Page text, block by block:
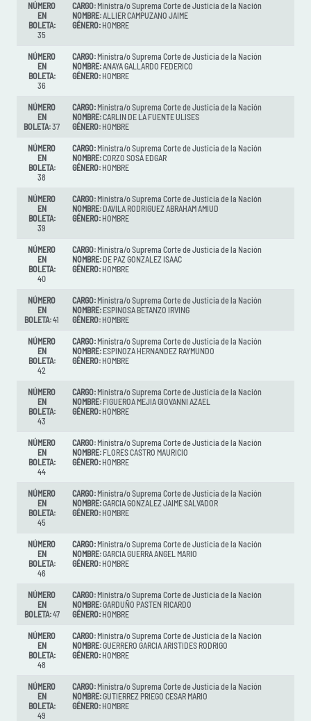
NÚMERO
EN
BOLETA:
35
CARGO: Ministra/o Suprema Corte de Justicia de la Nación
NOMBRE:ALLIER CAMPUZANO JAIME
GÉNERO: HOMBRE
NÚMERO
EN
BOLETA:
36
CARGO: Ministra/o Suprema Corte de Justicia de la Nación
NOMBRE:ANAYA GALLARDO FEDERICO
GÉNERO: HOMBRE
NÚMERO
EN
BOLETA:37
CARGO: Ministra/o Suprema Corte de Justicia de la Nación
NOMBRE:CARLIN DE LA FUENTE ULISES
GÉNERO: HOMBRE
NÚMERO
EN
BOLETA:
38
CARGO: Ministra/o Suprema Corte de Justicia de la Nación
NOMBRE:CORZO SOSA EDGAR
GÉNERO: HOMBRE
NÚMERO
EN
BOLETA:
39
CARGO: Ministra/o Suprema Corte de Justicia de la Nación
NOMBRE: DAVILA RODRIGUEZ ABRAHAM AMIUD
GÉNERO: HOMBRE
NÚMERO
EN
BOLETA:
40
CARGO: Ministra/o Suprema Corte de Justicia de la Nación
NOMBRE: DE PAZ GONZALEZ ISAAC
GÉNERO: HOMBRE
NÚMERO
EN
BOLETA:41
CARGO: Ministra/o Suprema Corte de Justicia de la Nación
NOMBRE: ESPINOSA BETANZO IRVING
GÉNERO: HOMBRE
NÚMERO
EN
BOLETA:
42
CARGO: Ministra/o Suprema Corte de Justicia de la Nación
NOMBRE: ESPINOZA HERNANDEZ RAYMUNDO
GÉNERO: HOMBRE
NÚMERO
EN
BOLETA:
43
CARGO: Ministra/o Suprema Corte de Justicia de la Nación
NOMBRE: FIGUEROA MEJIA GIOVANNI AZAEL
GÉNERO: HOMBRE
NÚMERO
EN
BOLETA:
44
CARGO: Ministra/o Suprema Corte de Justicia de la Nación
NOMBRE: FLORES CASTRO MAURICIO
GÉNERO: HOMBRE
NÚMERO
EN
BOLETA:
45
CARGO: Ministra/o Suprema Corte de Justicia de la Nación
NOMBRE:GARCIA GONZALEZ JAIME SALVADOR
GÉNERO: HOMBRE
NÚMERO
EN
BOLETA:
46
CARGO: Ministra/o Suprema Corte de Justicia de la Nación
NOMBRE:GARCIA GUERRA ANGEL MARIO
GÉNERO: HOMBRE
NÚMERO
EN
BOLETA:47
CARGO: Ministra/o Suprema Corte de Justicia de la Nación
NOMBRE:GARDUÑO PASTEN RICARDO
GÉNERO: HOMBRE
NÚMERO
EN
BOLETA:
48
CARGO: Ministra/o Suprema Corte de Justicia de la Nación
NOMBRE:GUERRERO GARCIA ARISTIDES RODRIGO
GÉNERO: HOMBRE
NÚMERO
EN
BOLETA:
49
CARGO: Ministra/o Suprema Corte de Justicia de la Nación
NOMBRE:GUTIERREZ PRIEGO CESAR MARIO
GÉNERO: HOMBRE